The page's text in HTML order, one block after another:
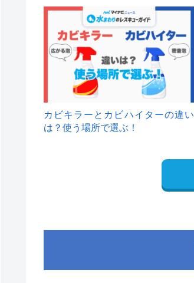
カビキラーとカビハイターの違い
は？使う場所で選ぶ！